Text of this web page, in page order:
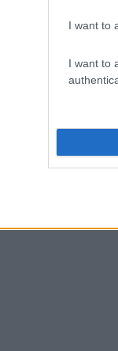
I want to
I want to
a
a